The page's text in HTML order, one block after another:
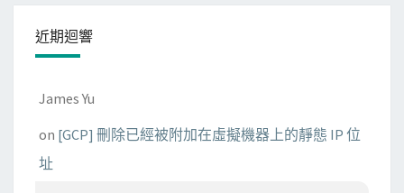
近期迴響
James Yu
on [GCP] 刪除已經被附加在虛擬機器上的靜態 IP 位
址